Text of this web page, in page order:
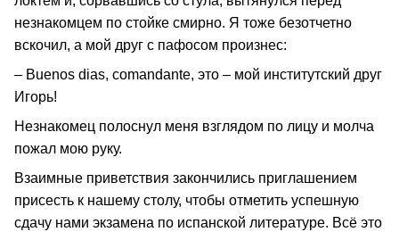
незнакомцем по стойке смирно. Я тоже безотчетно
вскочил, а мой друг с пафосом произнес:
– Buenos dias, comandante, это – мой институтский друг
Игорь!
Незнакомец полоснул меня взглядом по лицу и молча
пожал мою руку.
Взаимные приветствия закончились приглашением
присесть к нашему столу, чтобы отметить успешную
сдачу нами экзамена по испанской литературе. Всё это